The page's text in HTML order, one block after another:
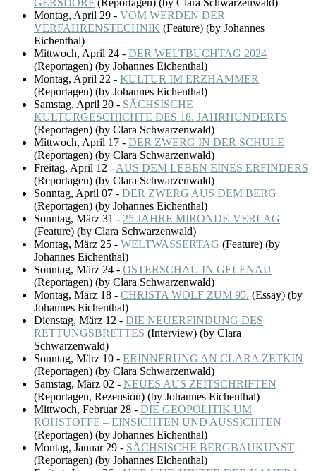
GERSDORF (Reportagen) (by Clara Schwarzenwald)
Montag, April 29 - VOM WERDEN DER
VERFAHRENSTECHNIK (Feature) (by Johannes
Eichenthal)
Mittwoch, April 24 - DER WELTBUCHTAG 2024
(Reportagen) (by Johannes Eichenthal)
Montag, April 22 - KULTUR IM ERZHAMMER
(Reportagen) (by Johannes Eichenthal)
Samstag, April 20 - SÄCHSISCHE
KULTURGESCHICHTE DES 18. JAHRHUNDERTS
(Reportagen) (by Clara Schwarzenwald)
Mittwoch, April 17 - DER ZWERG IN DER SCHULE
(Reportagen) (by Clara Schwarzenwald)
Freitag, April 12 - AUS DEM LEBEN EINES ERFINDERS
(Reportagen) (by Clara Schwarzenwald)
Sonntag, April 07 - DER ZWERG AUS DEM BERG
(Reportagen) (by Johannes Eichenthal)
Sonntag, März 31 - 25 JAHRE MIRONDE-VERLAG
(Feature) (by Clara Schwarzenwald)
Montag, März 25 - WELTWASSERTAG (Feature) (by
Johannes Eichenthal)
Sonntag, März 24 - OSTERSCHAU IN GELENAU
(Reportagen) (by Clara Schwarzenwald)
Montag, März 18 - CHRISTA WOLF ZUM 95. (Essay) (by
Johannes Eichenthal)
Dienstag, März 12 - DIE NEUERFINDUNG DES
RETTUNGSBRETTES (Interview) (by Clara
Schwarzenwald)
Sonntag, März 10 - ERINNERUNG AN CLARA ZETKIN
(Reportagen) (by Clara Schwarzenwald)
Samstag, März 02 - NEUES AUS ZEITSCHRIFTEN
(Reportagen, Rezension) (by Johannes Eichenthal)
Mittwoch, Februar 28 - DIE GEOPOLITIK UM
ROHSTOFFE – EINSICHTEN UND AUSSICHTEN
(Reportagen) (by Johannes Eichenthal)
Montag, Januar 29 - SÄCHSISCHE BERGBAUKUNST
(Reportagen) (by Johannes Eichenthal)